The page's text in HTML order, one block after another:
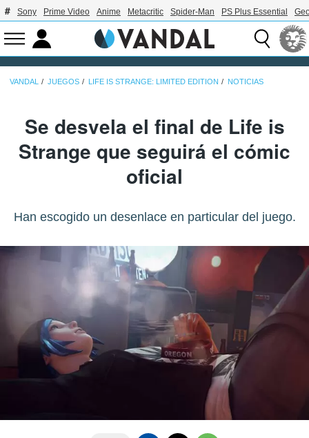
Sony Prime Video Anime Metacritic Spider-Man PS Plus Essential
VANDAL JUEGOS LIFE IS STRANGE: LIMITED EDITION NOTICIAS
Se desvela el final de Life is
Strange que seguirá el cómic
oficial
Han escogido un desenlace en particular del juego.